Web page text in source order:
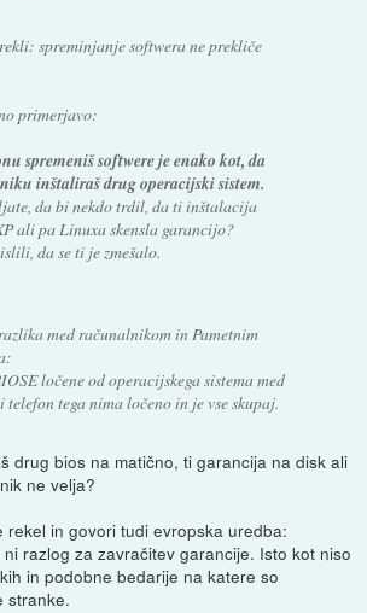
spreminjanje softwera ne prekliče
primerjavo:
spremeniš softwere je enako kot, da
inštaliraš drug operacijski sistem.
da bi nekdo trdil, da ti inštalacija
ali pa Linuxa skensla garancijo?
da se ti je zmešalo.
med računalnikom in Pametnim
ločene od operacijskega sistema med
telefon tega nima ločeno in je vse skupaj.
drug bios na matično, ti garancija na disk ali
ne velja?
rekel in govori tudi evropska uredba:
razlog za zavračitev garancije. Isto kot niso
in podobne bedarije na katere so
stranke.